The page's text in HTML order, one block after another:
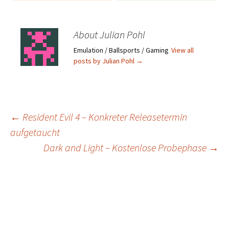
About Julian Pohl
Emulation / Ballsports / Gaming View all
posts by Julian Pohl →
Post
navigation
← Resident Evil 4 – Konkreter Releasetermin
aufgetaucht
Dark and Light – Kostenlose Probephase →